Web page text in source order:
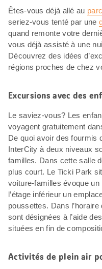
Êtes-vous déjà allé au
seriez-vous tenté par une
quand remonte votre
vous déjà assisté à une
Découvrez des idées
régions proches de chez
Excursions avec des
Le saviez-vous? Les
voyagent gratuitement
De quoi avoir des fourmis
InterCity à deux niveaux
familles. Dans cette salle
plus court. Le Ticki Park
voiture-familles évoque un
l’étage inférieur un
poussettes. Dans
sont désignées à l’aide
situées en fin de
Activités de plein air